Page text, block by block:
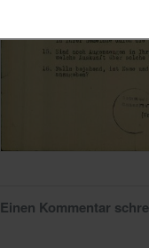
Einen Kommentar